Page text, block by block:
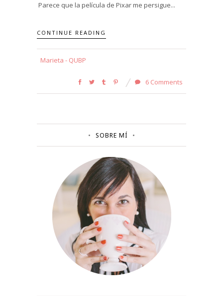
Parece que la película de Pixar me persigue...
CONTINUE READING
Marieta - QUBP
6 Comments
SOBRE MÍ